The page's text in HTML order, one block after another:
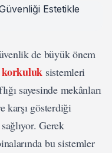
de büyük önem
korkuluk sistemleri
sayesinde mekânları
karşı gösterdiği
Gerek
bu sistemler